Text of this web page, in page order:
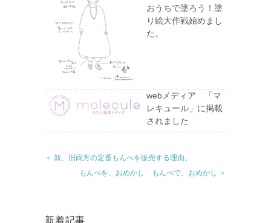
おうちで塗ろう！塗
り絵大作戦始めまし
た。
webメディア 「マ
レキュール」に掲載
されました
＜ 新、旧両方の定番もんぺを販売する理由。
もんぺを、おめかし もんぺで、おめかし ＞
新着記事